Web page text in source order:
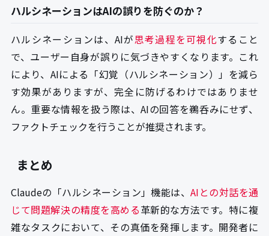
ハルシネーションはAIの誤りを防ぐのか？
ハルシネーションは、AIが思考過程を可視化すること
で、ユーザー自身が誤りに気づきやすくなります。これ
により、AIによる「幻覚（ハルシネーション）」を減ら
す効果がありますが、完全に防げるわけではありませ
ん。重要な情報を扱う際は、AIの回答を鵜呑みにせず、
ファクトチェックを行うことが推奨されます。
まとめ
Claudeの「ハルシネーション」機能は、AIとの対話を通
じて問題解決の精度を高める革新的な方法です。特に複
雑なタスクにおいて、その真価を発揮します。開発者に